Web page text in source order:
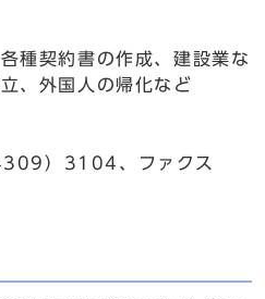
種契約書の作成、建設業な
、外国人の帰化など
）3104、ファクス